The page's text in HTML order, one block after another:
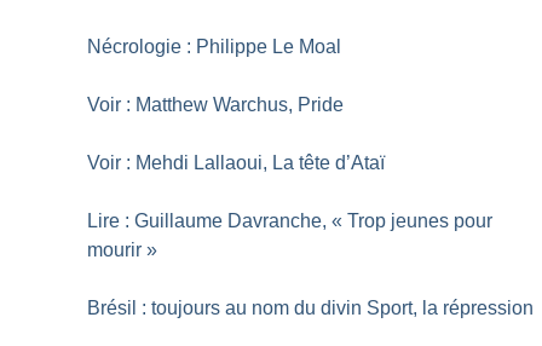
Nécrologie : Philippe Le Moal
Voir : Matthew Warchus, Pride
Voir : Mehdi Lallaoui, La tête d’Ataï
Lire : Guillaume Davranche, « Trop jeunes pour
mourir »
Brésil : toujours au nom du divin Sport, la répression